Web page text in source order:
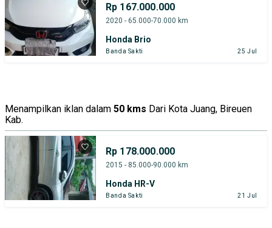
Rp 167.000.000
2020 - 65.000-70.000 km
Honda Brio
Banda Sakti 25 Jul
Menampilkan iklan dalam 50 kms Dari Kota Juang, Bireuen
Kab.
Rp 178.000.000
2015 - 85.000-90.000 km
Honda HR-V
Banda Sakti 21 Jul